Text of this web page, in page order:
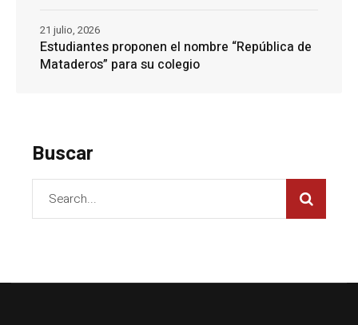
Estudiantes proponen el nombre “República de
Mataderos” para su colegio
21 julio, 2026
Buscar